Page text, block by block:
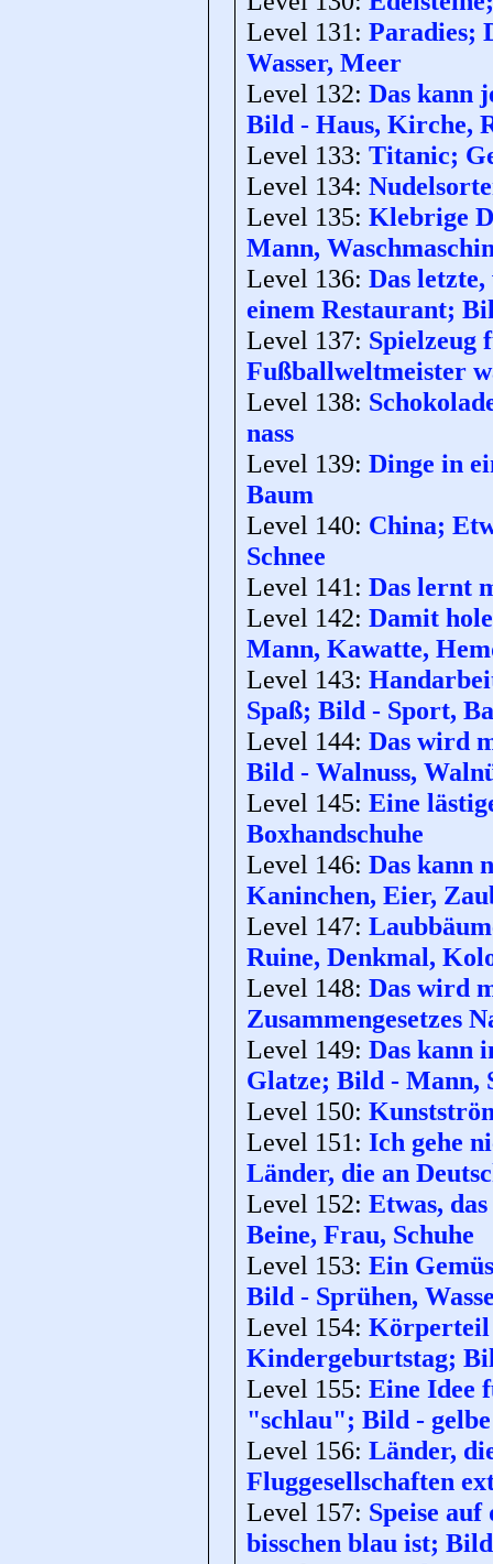
Level 131: Paradies;
Wasser, Meer
Level 132: Das kann
Bild - Haus, Kirche,
Level 133: Titanic;
Level 134:
Level 135: Klebrige
Mann,
Level 136: Das
einem Restaurant;
Level 137: Spielzeug
Fußballweltmeister
Level 138:
nass
Level 139: Dinge in
Baum
Level 140: China;
Schnee
Level 141: Das lernt
Level 142: Damit
Mann, Kawatte,
Level 143:
Spaß; Bild - Sport,
Level 144: Das wird
Bild - Walnuss,
Level 145: Eine
Boxhandschuhe
Level 146: Das kann
Kaninchen, Eier,
Level 147:
Ruine, Denkmal,
Level 148: Das wird
Zusammengesetzes
Level 149: Das kann
Glatze; Bild - Mann,
Level 150:
Level 151: Ich gehe
Länder, die an
Level 152: Etwas,
Beine, Frau, Schuhe
Level 153: Ein
Bild - Sprühen,
Level 154: Körperteil
Kindergeburtstag;
Level 155: Eine Idee
"schlau"; Bild - gelbe
Level 156: Länder,
Fluggesellschaften
Level 157: Speise
bisschen blau ist;